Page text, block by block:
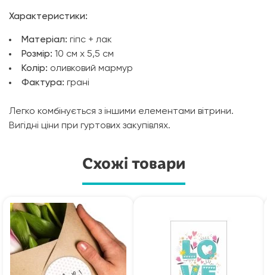
Характеристики:
Матеріал: гіпс + лак
Розмір: 10 см х 5,5 см
Колір: оливковий мармур
Фактура: грані
Легко комбінується з іншими елементами вітрини.
Вигідні ціни при гуртових закупівлях.
Схожі товари